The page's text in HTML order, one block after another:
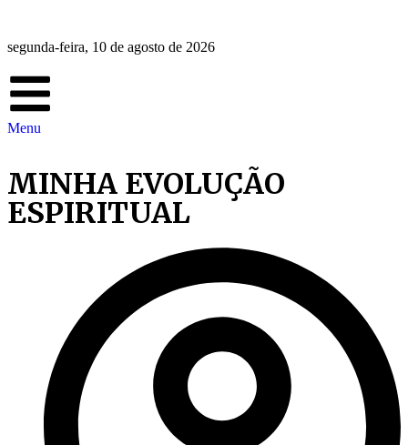
segunda-feira, 10 de agosto de 2026
Menu
MINHA EVOLUÇÃO
ESPIRITUAL